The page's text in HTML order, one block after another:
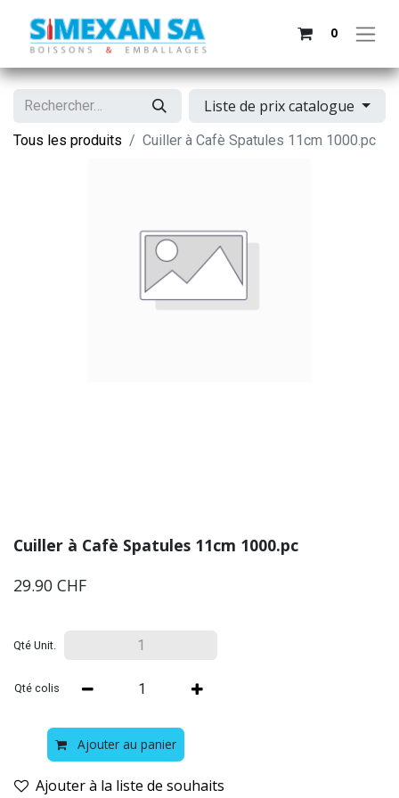
0
Liste de prix catalogue
Tous les produits Cuiller à Cafè Spatules 11cm 1000.pc
Cuiller à Cafè Spatules 11cm 1000.pc
29.90 CHF
Qté Unit.
Qté colis
Ajouter au panier
Ajouter à la liste de souhaits